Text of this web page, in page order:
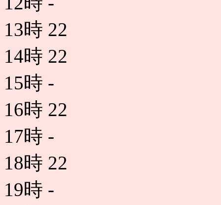
13時 22
14時 22
15時 -
16時 22
17時 -
18時 22
19時 -